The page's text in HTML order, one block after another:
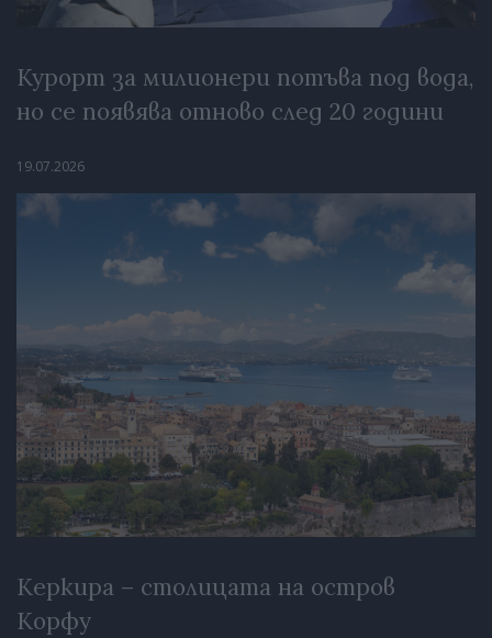
Курорт за милионери потъва под вода,
но се появява отново след 20 години
19.07.2026
Керкира – столицата на остров
Корфу